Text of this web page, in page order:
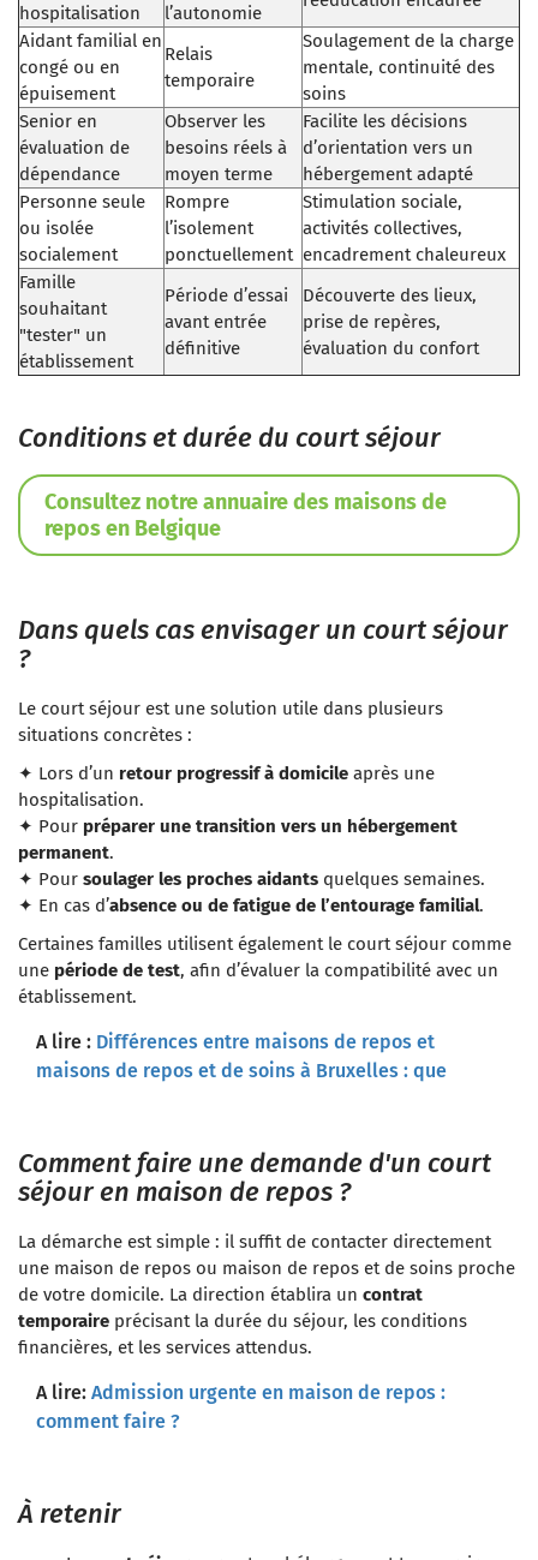
hospitalisation
l’autonomie
Aidant familial en
congé ou en
épuisement
Relais
temporaire
Soulagement de la charge
mentale, continuité des
soins
Senior en
évaluation de
dépendance
Observer les
besoins réels à
moyen terme
Facilite les décisions
d’orientation vers un
hébergement adapté
Personne seule
ou isolée
socialement
Rompre
l’isolement
ponctuellement
Stimulation sociale,
activités collectives,
encadrement chaleureux
Famille
souhaitant
"tester" un
établissement
Période d’essai
avant entrée
définitive
Découverte des lieux,
prise de repères,
évaluation du confort
Conditions et durée du court séjour
Consultez notre annuaire des maisons de
repos en Belgique
Dans quels cas envisager un court séjour
?
Le court séjour est une solution utile dans plusieurs
situations concrètes :
✦ Lors d’un retour progressif à domicile après une
hospitalisation.
✦ Pour préparer une transition vers un hébergement
permanent.
✦ Pour soulager les proches aidants quelques semaines.
✦ En cas d’absence ou de fatigue de l’entourage familial.
Certaines familles utilisent également le court séjour comme
une période de test, afin d’évaluer la compatibilité avec un
établissement.
A lire : Différences entre maisons de repos et
maisons de repos et de soins à Bruxelles : que
Comment faire une demande d'un court
séjour en maison de repos ?
La démarche est simple : il suffit de contacter directement
une maison de repos ou maison de repos et de soins proche
de votre domicile. La direction établira un contrat
temporaire précisant la durée du séjour, les conditions
financières, et les services attendus.
A lire: Admission urgente en maison de repos :
comment faire ?
À retenir